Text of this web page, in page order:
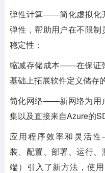
弹性计算——简化虚拟化
弹性，帮助用户在不限
稳定性；
缩减存储成本——在保证
基础上拓展软件定义储存
简化网络——新网络为用
集以及直接来自Azure的
应用程序效率和灵活性
装、配置、部署、运行
端）引入了新方法，使